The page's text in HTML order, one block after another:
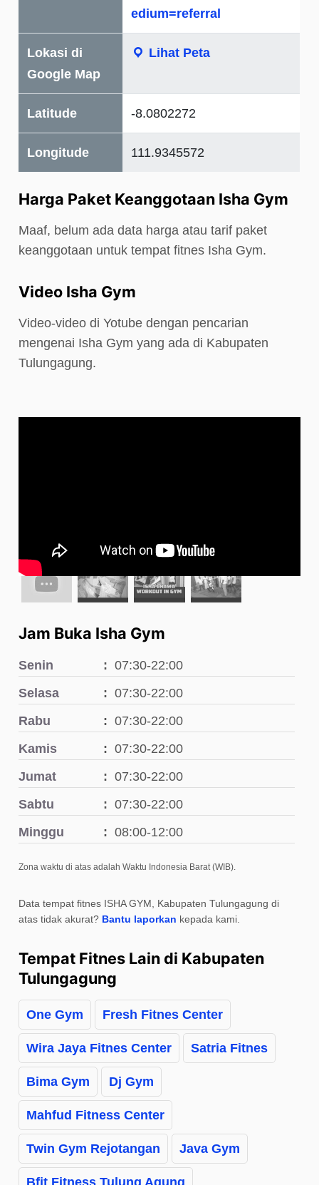
edium=referral
Lokasi di
Google Map
Lihat Peta
Latitude -8.0802272
Longitude 111.9345572
Harga Paket Keanggotaan Isha Gym
Maaf, belum ada data harga atau tarif paket
keanggotaan untuk tempat fitnes Isha Gym.
Video Isha Gym
Video-video di Yotube dengan pencarian
mengenai Isha Gym yang ada di Kabupaten
Tulungagung.
Jam Buka Isha Gym
Senin
07:30-22:00
Selasa
07:30-22:00
Rabu
07:30-22:00
Kamis
07:30-22:00
Jumat
07:30-22:00
Sabtu
07:30-22:00
Minggu
08:00-12:00
Zona waktu di atas adalah Waktu Indonesia Barat (WIB).
Data tempat fitnes ISHA GYM, Kabupaten Tulungagung di
atas tidak akurat? Bantu laporkan kepada kami.
Tempat Fitnes Lain di Kabupaten
Tulungagung
One Gym Fresh Fitnes Center
Wira Jaya Fitnes Center Satria Fitnes
Bima Gym Dj Gym
Mahfud Fitness Center
Twin Gym Rejotangan Java Gym
Bfit Fitness Tulung Agung